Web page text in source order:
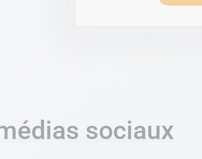
sociaux